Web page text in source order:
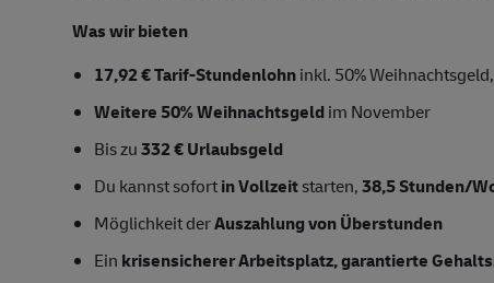
Was wir bieten
17,92 € Tarif-Stundenlohninkl. 50%
Weitere 50% Weihnachtsgeldim November
Bis zu332 € Urlaubsgeld
Du kannst sofortin Vollzeitstarten,38,5 Stunden/
Möglichkeit derAuszahlung von Überstunden
Ein krisensicherer Arbeitsplatz, garantierte